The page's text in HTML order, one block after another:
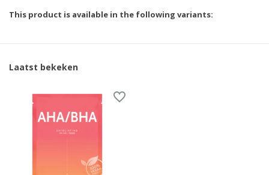
This product is available in the following variants:
Laatst bekeken